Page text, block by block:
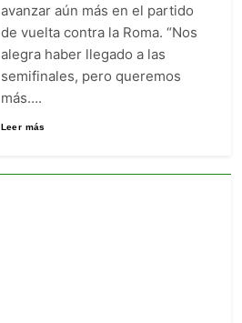
avanzar aún más en el partido
de vuelta contra la Roma. “Nos
alegra haber llegado a las
semifinales, pero queremos
más….
Leer más